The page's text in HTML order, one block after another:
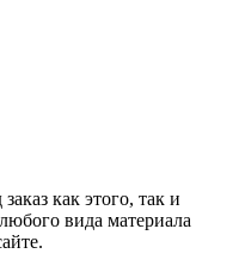
как этого, так и
вида материала